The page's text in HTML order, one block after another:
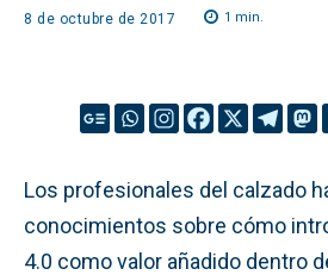
8 de octubre de 2017 1 min.
Los profesionales del calzado
conocimientos sobre cómo
4.0 como valor añadido dentro